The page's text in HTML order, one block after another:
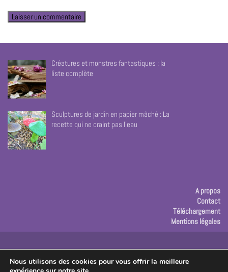
Créatures et monstres fantastiques : la
liste complète
Sculptures de jardin en papier mâché : La
recette qui ne craint pas l’eau
A propos
Contact
Téléchargement
Mentions légales
Nous utilisons des cookies pour vous offrir la meilleure